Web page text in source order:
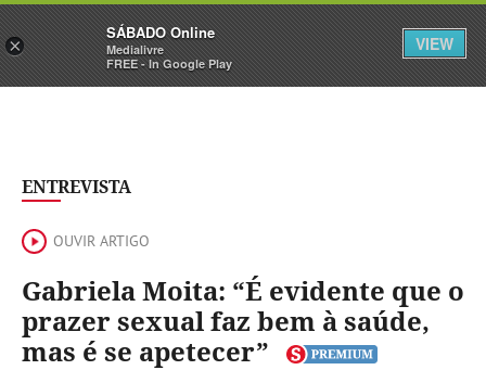
Sábado Assine Iniciar Sessão
ENTREVISTA
OUVIR ARTIGO
Gabriela Moita: “É evidente que o
prazer sexual faz bem à saúde,
mas é se apetecer”
×
SÁBADO Online
Medialivre
FREE - In Google Play
VIEW